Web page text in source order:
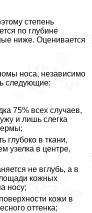
степень
по глубине
ниже. Оценивается
носа, независимо
следующие:
75% всех случаев,
и лишь слегка
глубоко в ткани,
узелка в центре,
не вглубь, а в
кожных
носу;
кожи в
оттенка;